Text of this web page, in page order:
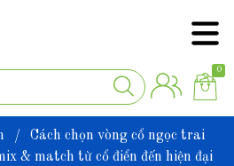
0
/
Cách chọn vòng cổ ngọc trai
& match từ cổ điển đến hiện đại